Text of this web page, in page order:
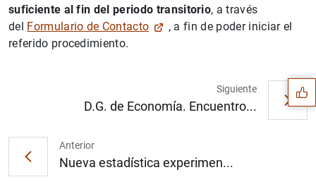
suficiente al fin del periodo transitorio, a través
del Formulario de Contacto
, a fin de poder iniciar el
referido procedimiento.
Anterior
Nueva estadística experimen...
Siguiente
D.G. de Economía. Encuentro...
Sugerencias